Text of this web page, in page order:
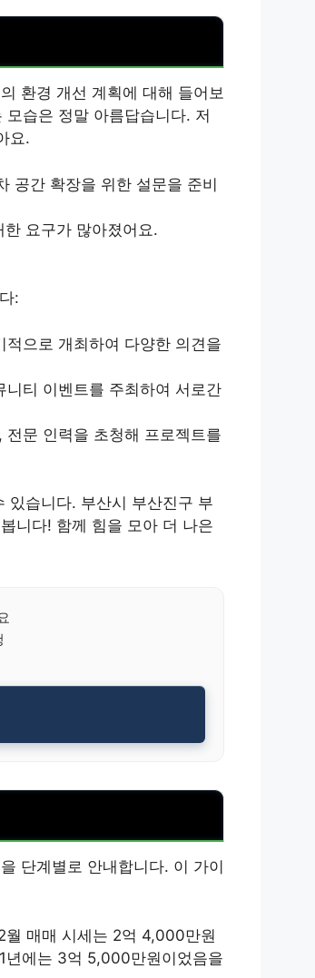
환경 개선 계획에 대해 들어보
습은 정말 아름답습니다. 저
요.
공간 확장을 위한 설문을 준비
요구가 많아졌어요.
:
으로 개최하여 다양한 의견을
티 이벤트를 주최하여 서로간
문 인력을 초청해 프로젝트를
있습니다. 부산시 부산진구 부
니다! 함께 힘을 모아 더 나은
단계별로 안내합니다. 이 가이
매매 시세는 2억 4,000만원
에는 3억 5,000만원이었음을